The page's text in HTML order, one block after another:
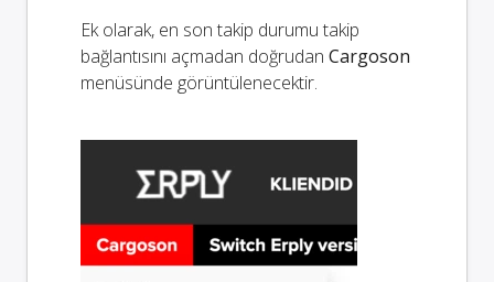
Ek olarak, en son takip durumu takip
bağlantısını açmadan doğrudan Cargoson
menüsünde görüntülenecektir.